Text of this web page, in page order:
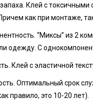
запаха. Клей с
как при монтаже,
“Миксы” из 2
одежду. С
Клей с эластичной
Оптимальный срок
правило, это 10-20 лет).